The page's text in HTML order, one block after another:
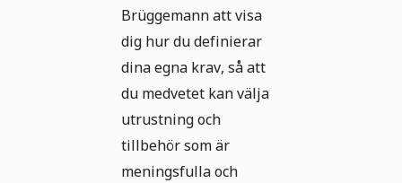
Brüggemann att visa
dig hur du definierar
dina egna krav, så att
du medvetet kan välja
utrustning och
tillbehör som är
meningsfulla och